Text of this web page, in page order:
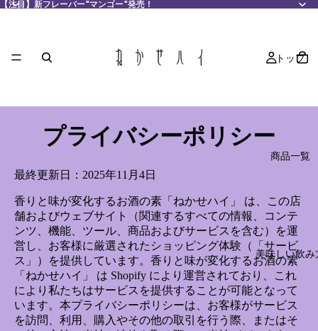
【注目】新フレーバー"マンゴー"発売！
【注目】新フレーバー"マンゴー"発売！
トップ
商品一覧
美味しい飲み
プライバシーポリシー
最終更新日：2025年11月4日
香りと味が変化するお酒の素「ねかせハイ」 は、この店
舗およびウェブサイト（関連するすべての情報、コンテ
ンツ、機能、ツール、商品およびサービスを含む）を運
営し、お客様に厳選されたショッピング体験（「サービ
ス」）を提供しています。香りと味が変化するお酒の素
「ねかせハイ」 は Shopify により運営されており、これ
により私たちはサービスを提供することが可能となって
います。本プライバシーポリシーは、お客様がサービス
を訪問、利用、購入やその他の取引を行う際、またはそ